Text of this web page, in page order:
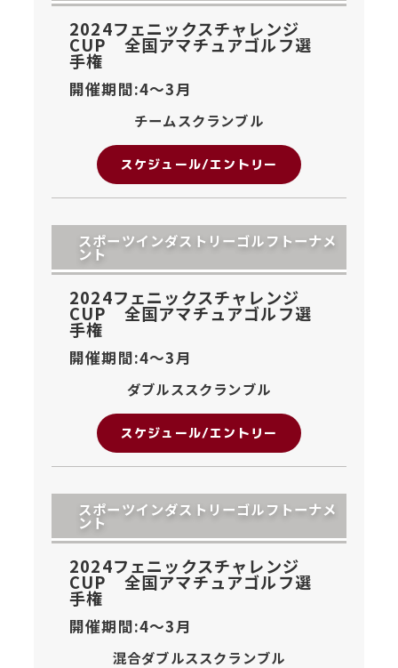
2024フェニックスチャレンジ
CUP 全国アマチュアゴルフ選
手権
開催期間:4〜3月
チームスクランブル
スケジュール/エントリー
スポーツインダストリーゴルフトーナメ
ント
2024フェニックスチャレンジ
CUP 全国アマチュアゴルフ選
手権
開催期間:4〜3月
ダブルススクランブル
スケジュール/エントリー
スポーツインダストリーゴルフトーナメ
ント
2024フェニックスチャレンジ
CUP 全国アマチュアゴルフ選
手権
開催期間:4〜3月
混合ダブルススクランブル